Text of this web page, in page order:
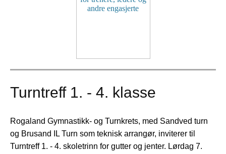
Turntreff 1. - 4. klasse
Rogaland Gymnastikk- og Turnkrets, med Sandved turn
og Brusand IL Turn som teknisk arrangør, inviterer til
Turntreff 1. - 4. skoletrinn for gutter og jenter. Lørdag 7.